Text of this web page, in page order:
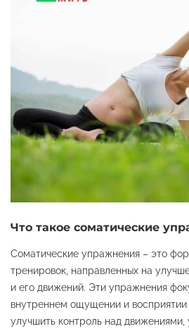
Что такое соматические
Соматические упражнения – это
тренировок, направленных на
и его движений. Эти упражнения
внутреннем ощущении и восприятии
улучшить контроль над